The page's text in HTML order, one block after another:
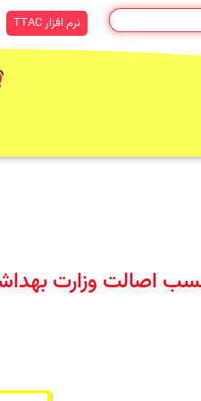
نرم افزار TTAC
اصالت وزارت